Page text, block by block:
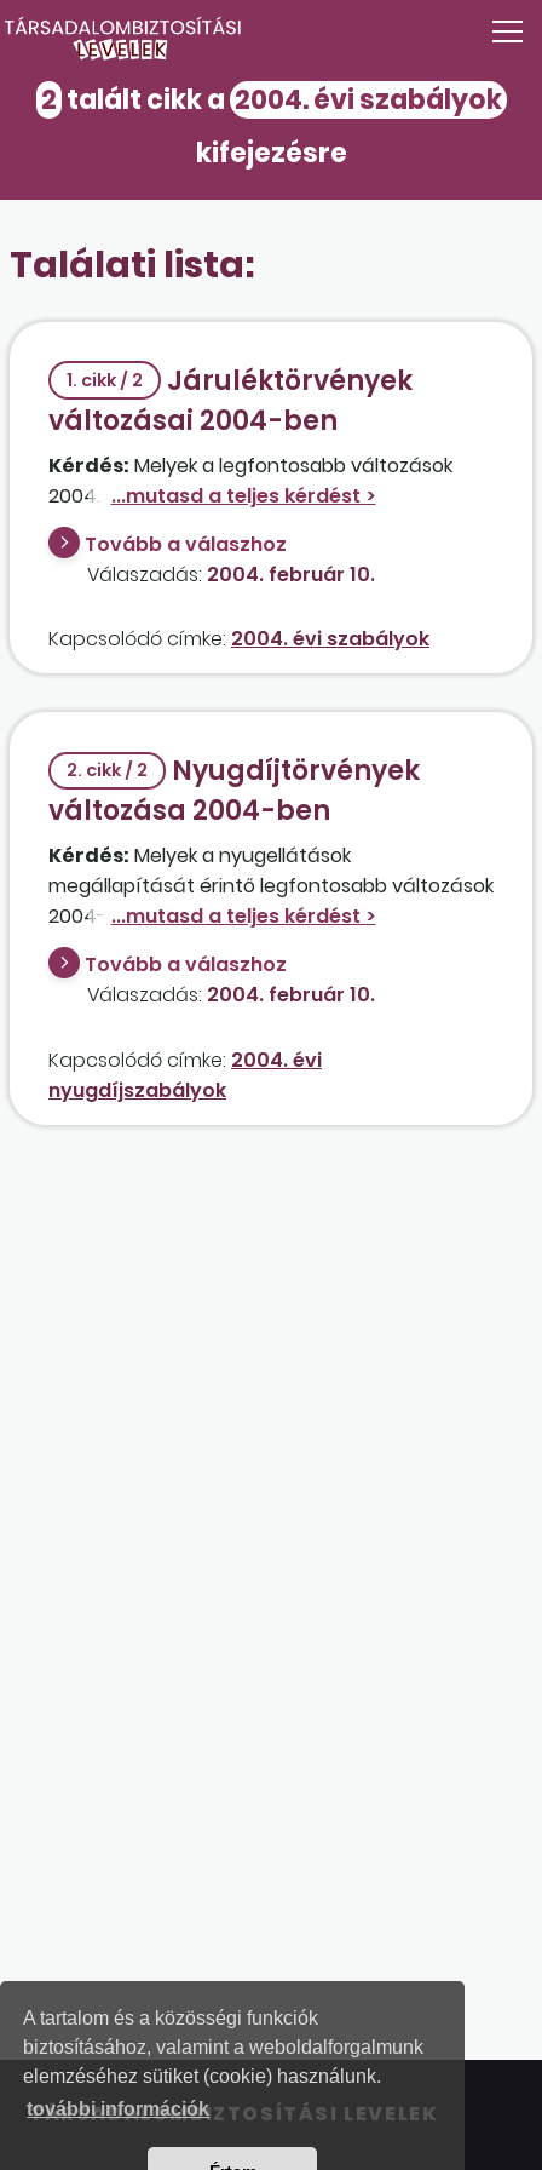
A tartalom és a közösségi funkciók
biztosításához, valamint a weboldalforgalmunk
elemzéséhez sütiket (cookie) használunk.
további információk
2talált cikk a 2004. évi szabályok
kifejezésre
Találati lista:
1. cikk / 2
Járuléktörvények
változásai 2004-ben
Kérdés: Melyek a legfontosabb változások
2004. évben a járulékok terén?
Tovább a válaszhoz
Válaszadás: 2004. február 10.
Kapcsolódó címke: 2004. évi szabályok
2. cikk / 2
Nyugdíjtörvények
változása 2004-ben
Kérdés: Melyek a nyugellátások
megállapítását érintő legfontosabb változások
2004-ben?
Tovább a válaszhoz
Válaszadás: 2004. február 10.
Kapcsolódó címke: 2004. évi
nyugdíjszabályok
TÁRSADALOMBIZTOSÍTÁSI LEVELEK